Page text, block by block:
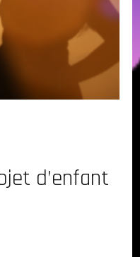
d’enfant